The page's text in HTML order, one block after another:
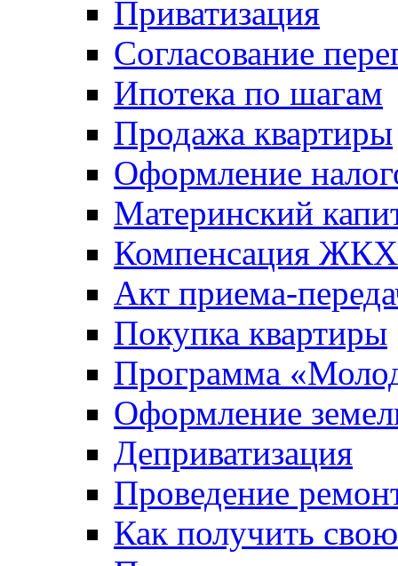
Приватизация
Согласование
Ипотека по шагам
Продажа квартиры
Оформление
Материнский
Компенсация ЖКХ
Акт приема-
Покупка квартиры
Программа
Оформление
Деприватизация
Проведение
Как получить